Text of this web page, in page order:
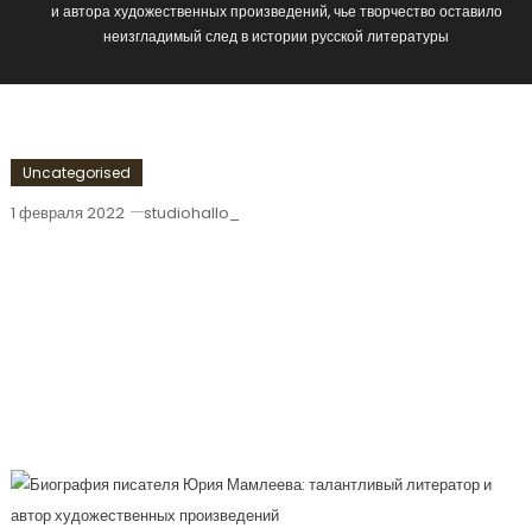
и автора художественных произведений, чье творчество оставило
неизгладимый след в истории русской литературы
Uncategorised
1 февраля 2022 studiohallo_